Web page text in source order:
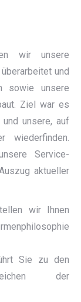
wir unsere
und
sowie unsere
Ziel war es
unsere, auf
wiederfinden.
Service-
aktueller
wir Ihnen
Sie zu den
der